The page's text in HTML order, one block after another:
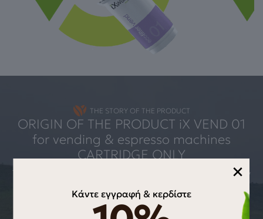
THE STORY OF THE PRODUCT
ORIGIN OF THE PRODUCT iX VEND 01
for vending & espresso machines
CARTRIDGE ONLY
Το iX VEND μειώνει δραματικά τη δημιουργία κλίμακας αλάτων
μηχανημάτων αυτόματης πώλησης καφέ ή μηχανών espresso
όταν υπάρχει χαμηλή παρουσία αλάτων στο νερό. Το iX VEND
×
Κάντε εγγραφή & κερδίστε